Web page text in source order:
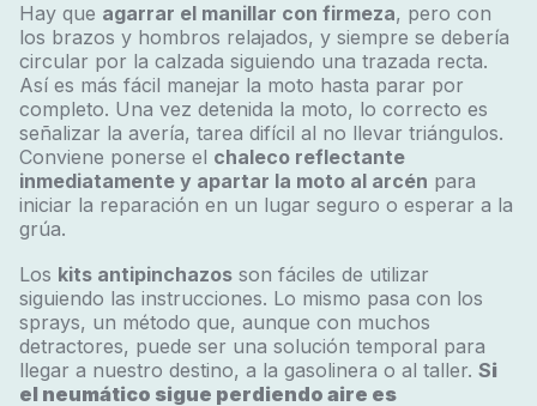
Hay que agarrar el manillar con firmeza, pero con
los brazos y hombros relajados, y siempre se debería
circular por la calzada siguiendo una trazada recta.
Así es más fácil manejar la moto hasta parar por
completo. Una vez detenida la moto, lo correcto es
señalizar la avería, tarea difícil al no llevar triángulos.
Conviene ponerse el chaleco reflectante
inmediatamente y apartar la moto al arcén para
iniciar la reparación en un lugar seguro o esperar a la
grúa.
Los kits antipinchazosson fáciles de utilizar
siguiendo las instrucciones. Lo mismo pasa con los
sprays, un método que, aunque con muchos
detractores, puede ser una solución temporal para
llegar a nuestro destino, a la gasolinera o al taller. Si
el neumático sigue perdiendo aire es